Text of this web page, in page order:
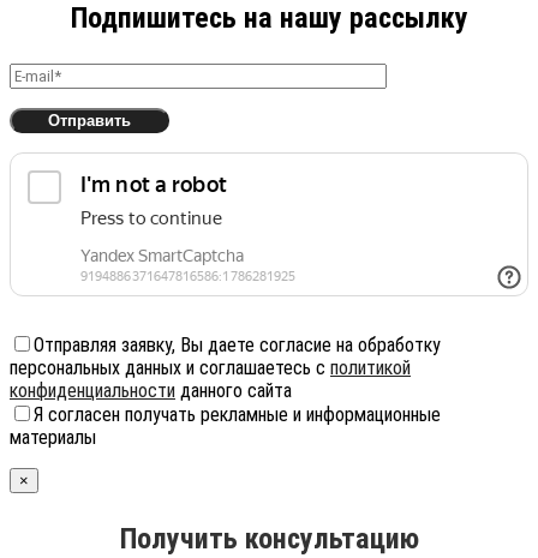
Подпишитесь на нашу рассылку
Отправляя заявку, Вы даете согласие на обработку
персональных данных и соглашаетесь с политикой
конфиденциальности данного сайта
Я согласен получать рекламные и информационные
материалы
×
Получить консультацию